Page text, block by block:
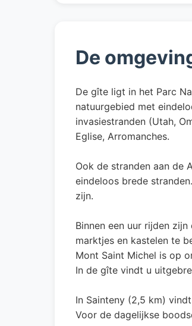
De
De gîte ligt in het Parc
natuurgebied met
invasiestranden (Utah,
Eglise, Arromanches.
Ook de stranden aan de
eindeloos brede
zijn.
Binnen een uur rijden
marktjes en kastelen te
Mont Saint Michel is op
In de gîte vindt u
In Sainteny (2,5 km)
Voor de dagelijkse